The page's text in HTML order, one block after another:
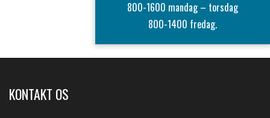
800-1600 mandag – torsdag
800-1400 fredag.
KONTAKT OS